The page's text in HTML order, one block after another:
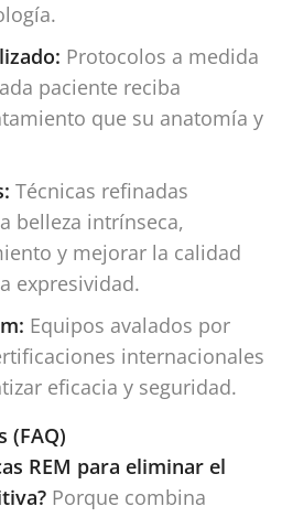
Protocolos a medida
paciente reciba
que su anatomía y
Técnicas refinadas
belleza intrínseca,
y mejorar la calidad
expresividad.
Equipos avalados por
internacionales
eficacia y seguridad.
(FAQ)
REM para eliminar el
Porque combina